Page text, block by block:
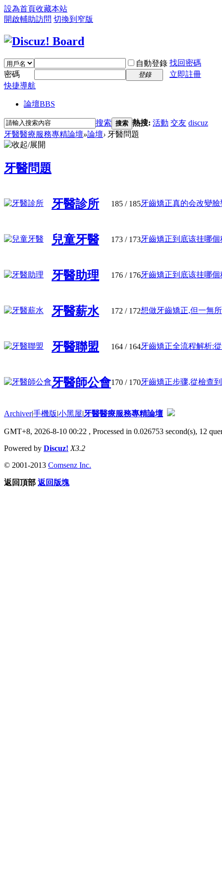
設為首頁收藏本站
開啟輔助訪問 切換到窄版
自動登錄 找回密碼
密碼
登錄
立即註冊
快捷導航
論壇BBS
搜索 搜索 熱搜: 活動 交友 discuz
牙醫醫療服務專精論壇»論壇› 牙醫問題
牙醫問題
牙醫診所 185 / 185牙齒矯正真的会改變臉
兒童牙醫 173 / 173牙齒矯正到底该挂哪個
牙醫助理 176 / 176牙齒矯正到底该挂哪個
牙醫薪水 172 / 172想做牙齒矯正,但一無
牙醫聯盟 164 / 164牙齒矯正全流程解析:
牙醫師公會170 / 170牙齒矯正步骤,從檢查
Archiver|手機版|小黑屋|牙醫醫療服務專精論壇
GMT+8, 2026-8-10 00:22 , Processed in 0.026753 second(s), 12
Powered by Discuz! X3.2
© 2001-2013 Comsenz Inc.
返回頂部 返回版塊